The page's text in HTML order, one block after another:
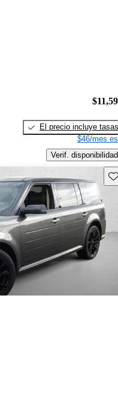
El precio incluye tasas
$46/mes
Verif. disponibilidad